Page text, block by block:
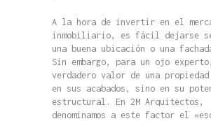
A la hora de invertir en el
inmobiliario, es fácil dejarse
una buena ubicación o una
Sin embargo, para un ojo
verdadero valor de una
en sus acabados, sino en su
estructural. En 2M Arquitectos,
denominamos a este factor el